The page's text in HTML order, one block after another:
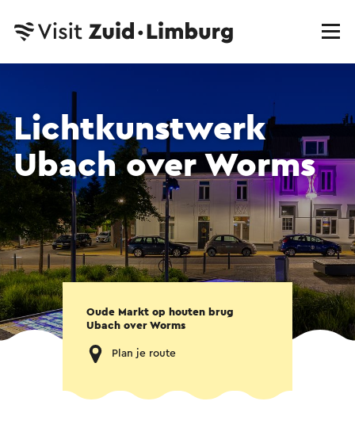
Lichtkunstwerk
Ubach over Worms
Oude Markt op houten brug
Ubach over Worms
Plan je route